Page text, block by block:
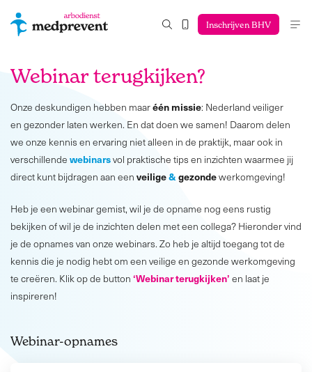
Inschrijven BHV
Webinar terugkijken?
Onze deskundigen hebben maaréén missie: Nederland veiliger
en gezonder laten werken. En dat doen we samen! Daarom delen
we onze kennis en ervaring niet alleen in de praktijk, maar ook in
verschillende webinarsvol praktische tips en inzichten waarmee jij
direct kunt bijdragen aan een veilige&gezondewerkomgeving!
Heb je een webinar gemist, wil je de opname nog eens rustig
bekijken of wil je de inzichten delen met een collega? Hieronder vind
je de opnames van onze webinars. Zo heb je altijd toegang tot de
kennis die je nodig hebt om een veilige en gezonde werkomgeving
te creëren. Klik op de button ‘Webinar terugkijken’ en laat je
inspireren!
Webinar-opnames